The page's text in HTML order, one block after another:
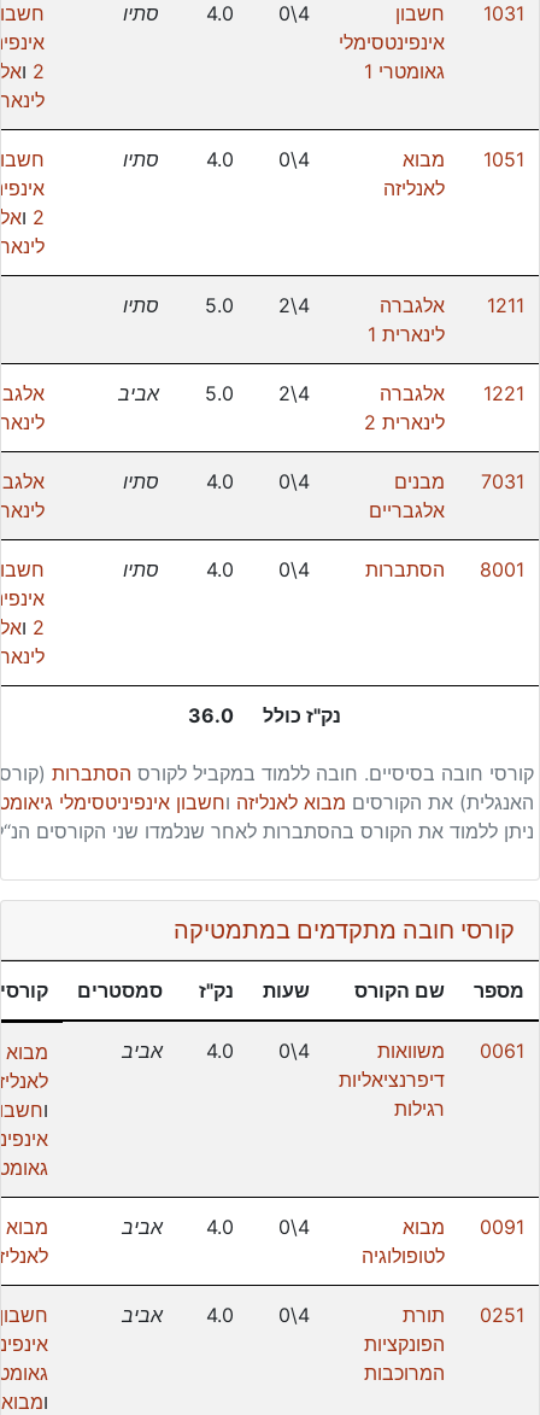
קורסי חובה בסיסיים. חובה ללמוד במקביל לקורס הסתברות
האנגלית) את הקורסים מבוא לאנליזה וחשבון אינפיניטסימלי
ניתן ללמוד את הקורס בהסתברות לאחר שנלמדו שני הקורסים
נק"ז כולל 36.0
1031
חשבון
אינפינטסימלי
גאומטרי 1
4\0
4.0 סתיו
2 ו
1051
מבוא
לאנליזה
4\0
4.0 סתיו
2 ו
1211
אלגברה
לינארית 1
4\2
5.0 סתיו
1221
אלגברה
לינארית 2
4\2
5.0 אביב
7031
מבנים
אלגבריים
4\0
4.0 סתיו
8001 הסתברות 4\0
4.0 סתיו
2 ו
קורסי חובה מתקדמים במתמטיקה
מספר שם הקורס שעות נק"ז סמסטרים
0061
משוואות
דיפרנציאליות
רגילות
4\0
4.0 אביב
מבוא
ו
0091
מבוא
לטופולוגיה
4\0
4.0 אביב
מבוא
0251
תורת
הפונקציות
המרוכבות
4\0
4.0 אביב
חשבון
ומבוא